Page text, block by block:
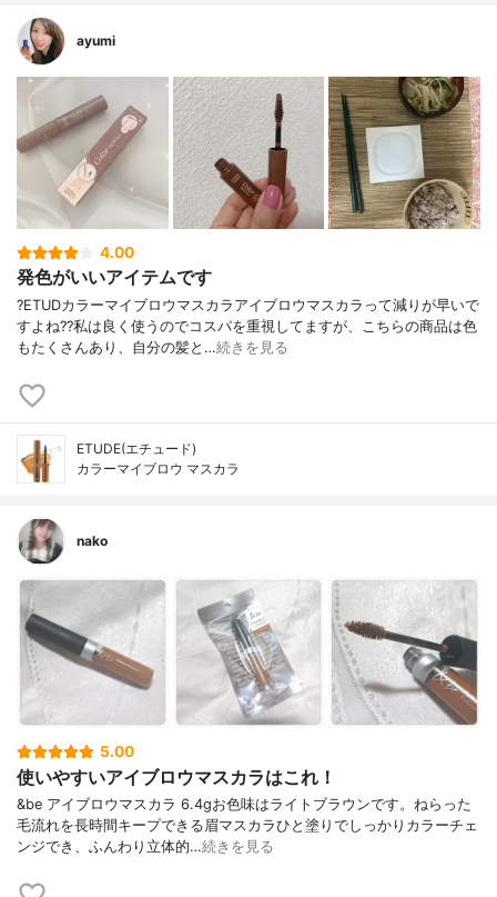
ayumi
4.00
発色がいいアイテムです
?ETUDカラーマイブロウマスカラアイブロウマスカラって減りが早いで
すよね??私は良く使うのでコスパを重視してますが、こちらの商品は色
もたくさんあり、自分の髪と…続きを見る
ETUDE(エチュード)
カラーマイブロウ マスカラ
nako
5.00
使いやすいアイブロウマスカラはこれ！
&be アイブロウマスカラ 6.4gお色味はライトブラウンです。ねらった
毛流れを長時間キープできる眉マスカラひと塗りでしっかりカラーチェ
ンジでき、ふんわり立体的…続きを見る